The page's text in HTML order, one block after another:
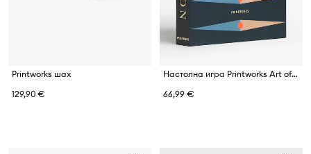
Printworks шах
129,90 €
Настолна игра Printworks Art of Backgammon 30,5 x 22 cm
66,99 €